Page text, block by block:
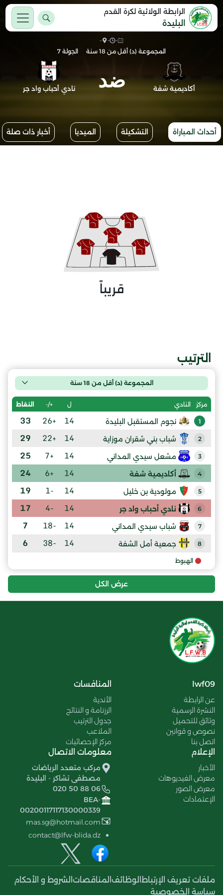
الرابطة الولائية لكرة القدم
البليدة
-
-
-
المجموعة (د) أقل من 18 سنة
الجولة 7
أكاديمية شفة ضد نادي أحباب واد جر
أحداث المباراة التشكيلة الميديا أخبار ذات صلة
قريباً
الترتيب
المجموعة (د) أقل من 18 سنة
مركز النادي ل +/- النقاط
1 نجوم المستقبل البليدة 14
+26
33
2 شباب بني شقران موزاية 14
+22
29
3 مشعل سيدي المداني 14
+7
25
4 أكاديمية شفة 14
+6
24
5 مولودية بن خليل 14
-1
19
6 نادي أحباب واد جر 14
-4
17
7 شباب سيدي المداني 14
-18
7
8 جمعية أمل الشفة 14
-38
6
الهبوط
عرض الكل
lwf09
عن الرابطة
النشرة الرسمية
وثائق للتحميل
نصوص و قوانين
اتصل بنا
المنافسات
الأندية
الرزنامة و النتائج
جدول الترتيب
الملاعب
مركز الإحصائيات
الإعلام
الأخبار
معرض الفيديوهات
معرض الصور
الإعتمادات
معلومات الاتصال
مركب متعدد الرياضات
مصطفى تشاكر - البليدة
020 50 88 06
BEA-
00200117117130000339
mas.sg@hotmail.com
contact@lfw-blida.dz
ملفات تعريف الإرتباط الوظائف المناقصات الشروط و الأحكام
سياسة الخصوصية